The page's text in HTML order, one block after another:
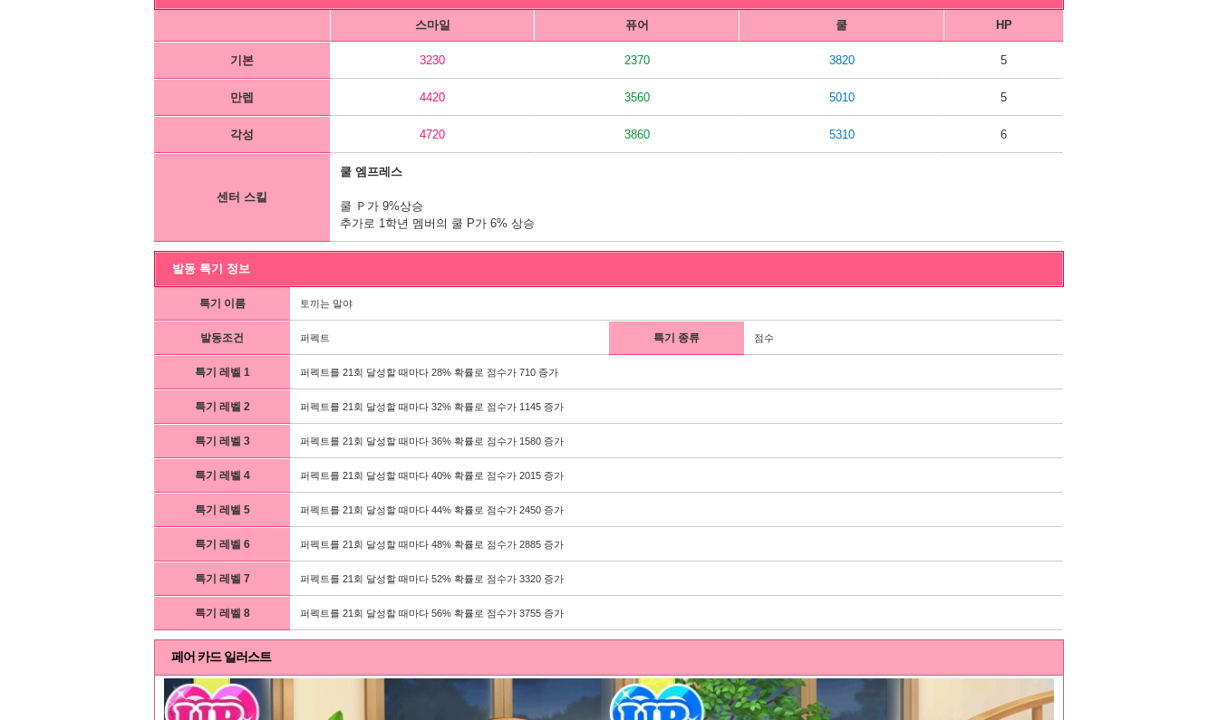
스마일 퓨어 쿨 HP
기본 3230 2370 3820 5
만렙 4420 3560 5010 5
각성 4720 3860 5310 6
센터 스킬
쿨 엠프레스
쿨 Ｐ가 9%상승
추가로 1학년 멤버의 쿨 P가 6% 상승
발동 특기 정보
특기 이름 토끼는 말야
발동조건 퍼펙트 특기 종류 점수
특기 레벨 1 퍼펙트를 21회 달성할 때마다 28% 확률로 점수가 710 증가
특기 레벨 2 퍼펙트를 21회 달성할 때마다 32% 확률로 점수가 1145 증가
특기 레벨 3 퍼펙트를 21회 달성할 때마다 36% 확률로 점수가 1580 증가
특기 레벨 4 퍼펙트를 21회 달성할 때마다 40% 확률로 점수가 2015 증가
특기 레벨 5 퍼펙트를 21회 달성할 때마다 44% 확률로 점수가 2450 증가
특기 레벨 6 퍼펙트를 21회 달성할 때마다 48% 확률로 점수가 2885 증가
특기 레벨 7 퍼펙트를 21회 달성할 때마다 52% 확률로 점수가 3320 증가
특기 레벨 8 퍼펙트를 21회 달성할 때마다 56% 확률로 점수가 3755 증가
페어 카드 일러스트